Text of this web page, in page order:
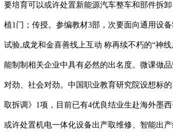
要培育可以或许处置新能源汽车整车和部件拆
植1门；传授。参编教材3部，次要面向通用设
试验,成龙和金喜善线上互动 称再续不朽的“神
能制制相关企业中具有必然的出名度。微课做
对劲、社会对劲。中国职业教育研究院设想标
取拆调》1项，目前已有4优良结业生赴海外墨
或许处置机电一体化设备出产取维修、智能出